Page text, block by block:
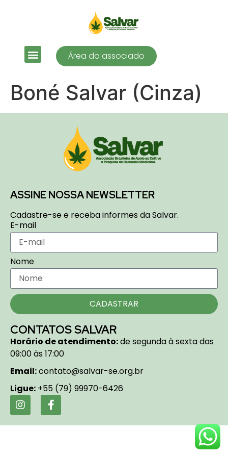
Área do associado
Boné Salvar (Cinza)
ASSINE NOSSA NEWSLETTER
Cadastre-se e receba informes da Salvar.
E-mail
Nome
CADASTRAR
CONTATOS SALVAR
Horário de atendimento:de segunda à sexta das
09:00 às 17:00
Email:contato@salvar-se.org.br
Ligue: +55 (79) 99970-6426